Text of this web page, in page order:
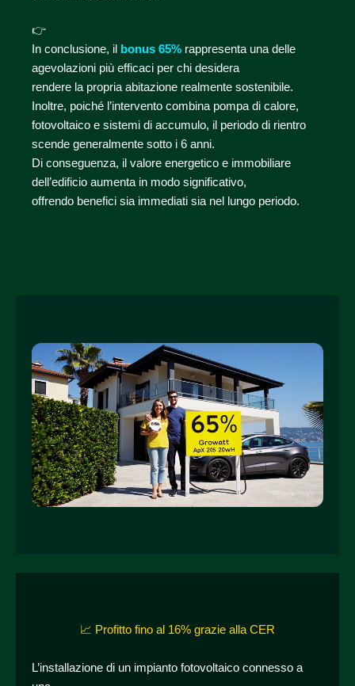
👉
In conclusione, il
bonus 65% rappresenta una delle
agevolazioni più efficaci per chi desidera
rendere la propria abitazione realmente sostenibile.
Inoltre, poiché l’intervento combina pompa di calore,
fotovoltaico e sistemi di accumulo, il periodo di rientro
scende generalmente sotto i 6 anni.
Di conseguenza, il valore energetico e immobiliare
dell’edificio aumenta in modo significativo,
offrendo benefici sia immediati sia nel lungo periodo.
📈 Profitto fino al 16% grazie alla CER
L’installazione di un impianto fotovoltaico connesso a